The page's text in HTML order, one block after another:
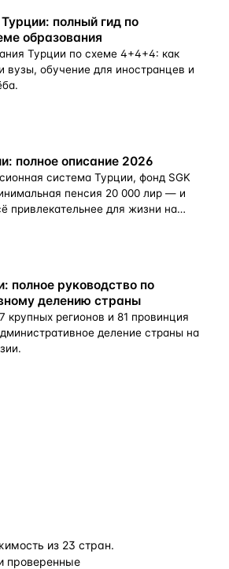
полный гид по
образования
Турции по схеме 4+4+4: как
вузы, обучение для иностранцев и
полное описание 2026
система Турции, фонд SGK
пенсия 20 000 лир — и
привлекательнее для жизни на
полное руководство по
делению страны
крупных регионов и 81 провинция
деление страны на
из 23 стран.
проверенные